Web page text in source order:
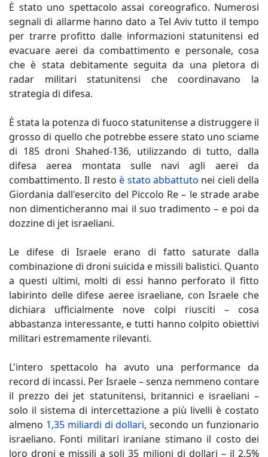
È stato uno spettacolo assai coreografico. Numerosi
segnali di allarme hanno dato a Tel Aviv tutto il tempo
per trarre profitto dalle informazioni statunitensi ed
evacuare aerei da combattimento e personale, cosa
che è stata debitamente seguita da una pletora di
radar militari statunitensi che coordinavano la
strategia di difesa.
È stata la potenza di fuoco statunitense a distruggere il
grosso di quello che potrebbe essere stato uno sciame
di 185 droni Shahed-136, utilizzando di tutto, dalla
difesa aerea montata sulle navi agli aerei da
combattimento. Il restoè stato abbattuto nei cieli della
Giordania dall'esercito del Piccolo Re – le strade arabe
non dimenticheranno mai il suo tradimento – e poi da
dozzine di jet israeliani.
Le difese di Israele erano di fatto saturate dalla
combinazione di droni suicida e missili balistici. Quanto
a questi ultimi, molti di essi hanno perforato il fitto
labirinto delle difese aeree israeliane, con Israele che
dichiara ufficialmente nove colpi riusciti – cosa
abbastanza interessante, e tutti hanno colpito obiettivi
militari estremamente rilevanti.
L'intero spettacolo ha avuto una performance da
record di incassi. Per Israele – senza nemmeno contare
il prezzo dei jet statunitensi, britannici e israeliani –
solo il sistema di intercettazione a più livelli è costato
almeno 1,35 miliardi di dollari, secondo un funzionario
israeliano. Fonti militari iraniane stimano il costo dei
loro droni e missili a soli 35 milioni di dollari – il 2,5%